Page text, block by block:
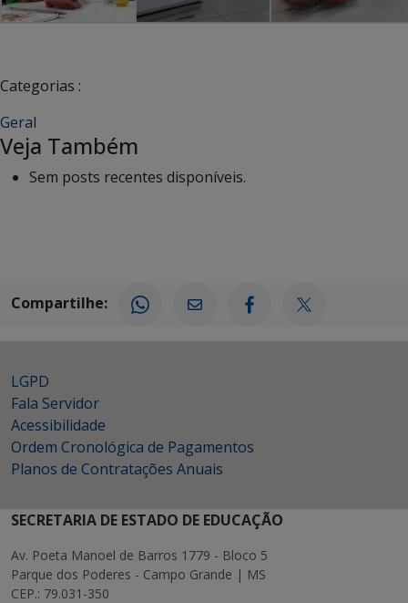
Categorias :
Geral
Veja Também
Sem posts recentes disponíveis.
Compartilhe:
LGPD
Fala Servidor
Acessibilidade
Ordem Cronológica de Pagamentos
Planos de Contratações Anuais
SECRETARIA DE ESTADO DE EDUCAÇÃO
Av. Poeta Manoel de Barros 1779 - Bloco 5
Parque dos Poderes - Campo Grande | MS
CEP.: 79.031-350